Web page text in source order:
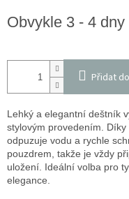
cena:
Obvykle 3 - 4 dny
Přidat
Lehký a elegantní deštník
stylovým provedením.
odpuzuje vodu a rychle
pouzdrem, takže je vždy
uložení. Ideální volba pro
elegance.